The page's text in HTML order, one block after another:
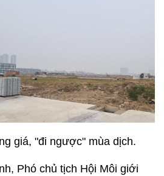
giá, "đi ngược" mùa dịch.
Phó chủ tịch Hội Môi giới